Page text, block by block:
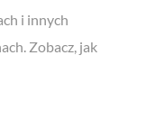
i innych
Zobacz, jak